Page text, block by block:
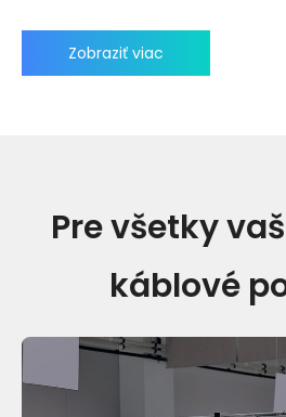
Zobraziť viac
Pre všetky
káblové